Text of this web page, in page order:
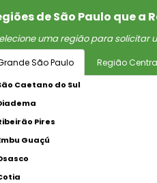
de São Paulo que a
uma região para solicitar
São Paulo Região
Caetano do Sul
Pires
Guaçú